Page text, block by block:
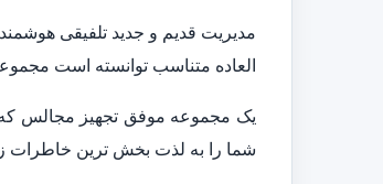
مدیریت قدیم و جدید تلفیقی
العاده متناسب توانسته است
یک مجموعه موفق تجهیز مجالس که
شما را به لذت بخش ترین خاطرات